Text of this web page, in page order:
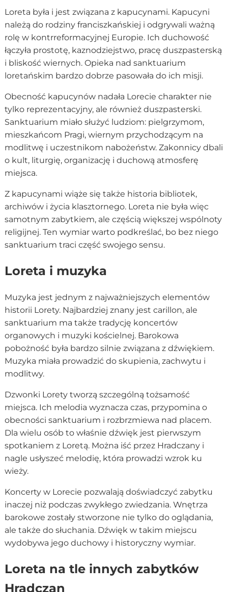
Loreta była i jest związana z kapucynami. Kapucyni
należą do rodziny franciszkańskiej i odgrywali ważną
rolę w kontrreformacyjnej Europie. Ich duchowość
łączyła prostotę, kaznodziejstwo, pracę duszpasterską
i bliskość wiernych. Opieka nad sanktuarium
loretańskim bardzo dobrze pasowała do ich misji.
Obecność kapucynów nadała Lorecie charakter nie
tylko reprezentacyjny, ale również duszpasterski.
Sanktuarium miało służyć ludziom: pielgrzymom,
mieszkańcom Pragi, wiernym przychodzącym na
modlitwę i uczestnikom nabożeństw. Zakonnicy dbali
o kult, liturgię, organizację i duchową atmosferę
miejsca.
Z kapucynami wiąże się także historia bibliotek,
archiwów i życia klasztornego. Loreta nie była więc
samotnym zabytkiem, ale częścią większej wspólnoty
religijnej. Ten wymiar warto podkreślać, bo bez niego
sanktuarium traci część swojego sensu.
Loreta i muzyka
Muzyka jest jednym z najważniejszych elementów
historii Lorety. Najbardziej znany jest carillon, ale
sanktuarium ma także tradycję koncertów
organowych i muzyki kościelnej. Barokowa
pobożność była bardzo silnie związana z dźwiękiem.
Muzyka miała prowadzić do skupienia, zachwytu i
modlitwy.
Dzwonki Lorety tworzą szczególną tożsamość
miejsca. Ich melodia wyznacza czas, przypomina o
obecności sanktuarium i rozbrzmiewa nad placem.
Dla wielu osób to właśnie dźwięk jest pierwszym
spotkaniem z Loretą. Można iść przez Hradczany i
nagle usłyszeć melodię, która prowadzi wzrok ku
wieży.
Koncerty w Lorecie pozwalają doświadczyć zabytku
inaczej niż podczas zwykłego zwiedzania. Wnętrza
barokowe zostały stworzone nie tylko do oglądania,
ale także do słuchania. Dźwięk w takim miejscu
wydobywa jego duchowy i historyczny wymiar.
Loreta na tle innych zabytków
Hradczan